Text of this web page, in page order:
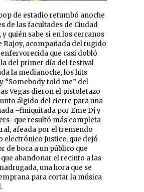
de estadio retumbó anoche
de las facultades de Ciudad
quién sabe si en los cercanos
Rajoy, acompañada del rugido
que casi dobló
del primer día del festival
la medianoche, los hits
“Somebody told me” del
Vegas dieron el pistoletazo
álgido del cierre para una
–finiquitada por Eme Dj y
que resultó más completa
afeada por el tremendo
electrónico Justice, que dejó
de boca a un público que
abandonar el recinto a las
una hora que se
para cortar la música